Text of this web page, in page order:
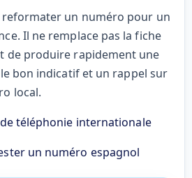
reformater un numéro pour un
Il ne remplace pas la fiche
de produire rapidement une
bon indicatif et un rappel sur
local.
téléphonie internationale
un numéro espagnol